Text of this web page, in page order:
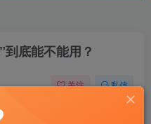
底能不能用？
关注 私信